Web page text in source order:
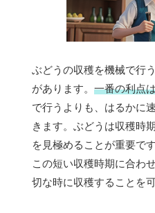
ぶどうの収穫を機械で行
があります。 一番の利点
で行うよりも、はるかに
きます。ぶどうは収穫時
を見極めることが重要で
この短い収穫時期に合わ
切な時に収穫することを